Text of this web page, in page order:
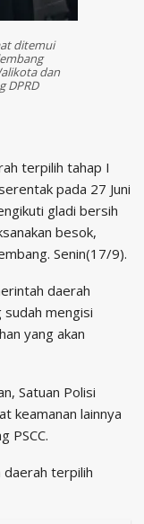
ditemui
dan
DPRD
terpilih tahap I
pada 27 Juni
gladi bersih
besok,
Senin(17/9).
daerah
mengisi
yang akan
Satuan Polisi
keamanan lainnya
PSCC.
daerah terpilih